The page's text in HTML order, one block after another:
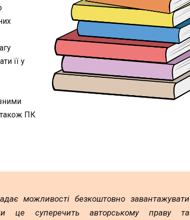
її у
також ПК
можливості безкоштовно завантажувати
це суперечить авторському праву та